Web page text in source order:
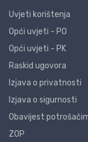
Uvjeti korištenja
Opći uvjeti - PO
Opći uvjeti - PK
Raskid ugovora
Izjava o privatnosti
Izjava o sigurnosti
Obavijest
ZOP